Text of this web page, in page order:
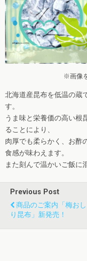
※画像
北海道産昆布を低温の蔵
す。
うま味と栄養価の高い根
ることにより、
肉厚でも柔らかく、お酢
食感が味わえます。
また刻んで温かいご飯に
Previous Post
商品のご案内「梅お
り昆布」新発売！